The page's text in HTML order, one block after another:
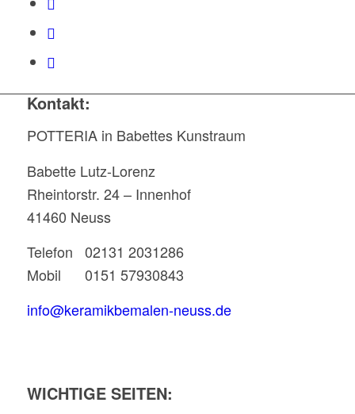
Kontakt:
POTTERIA in Babettes Kunstraum
Babette Lutz-Lorenz
Rheintorstr. 24 – Innenhof
41460 Neuss
Telefon 02131 2031286
Mobil 0151 57930843
info@keramikbemalen-neuss.de
WICHTIGE SEITEN: